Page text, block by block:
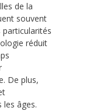
de la
souvent
réduit
De plus,
les âges.